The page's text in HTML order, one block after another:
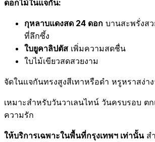
ดอกไม้ในแจกัน:
กุหลาบแดงสด 24 ดอก บานสะพรั่งส
ที่ลึกซึ้ง
ใบยูคาลิปตัส เพิ่มความสดชื่น
ใบไม้เขียวสดสวยงาม
จัดในแจกันทรงสูงสีเทาหรือดำ หรูหราสง่า
เหมาะสำหรับวันวาเลนไทน์ วันครบรอบ ต
ความรัก
ให้บริการเฉพาะในพื้นที่กรุงเทพฯ เท่านั้นส